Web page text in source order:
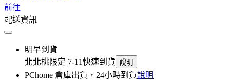
前往
配送資訊
明早到貨
北北桃限定 7-11快速到貨 說明
PChome 倉庫出貨，24小時到貨說明